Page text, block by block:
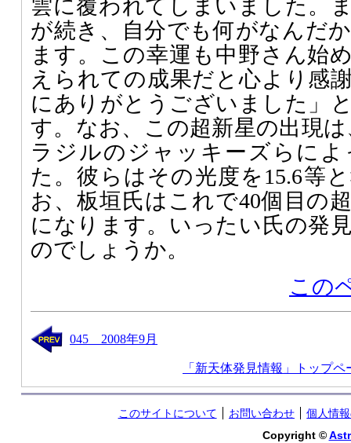
雲に覆われてしまいました。
が続き、自分でも何がなんだ
ます。この幸運も中野さん始
えられての成果だと心より感
にありがとうございました」
す。なお、この超新星の出現
ラジルのジャッキーズらに
た。彼らはその光度を15.6等
お、板垣氏はこれで40個目の
になります。いったい氏の発
のでしょうか。
この
045 2008年9月
「新天体発見情報」トップペ
このサイトについて お問い合わせ
個人情
Copyright ©